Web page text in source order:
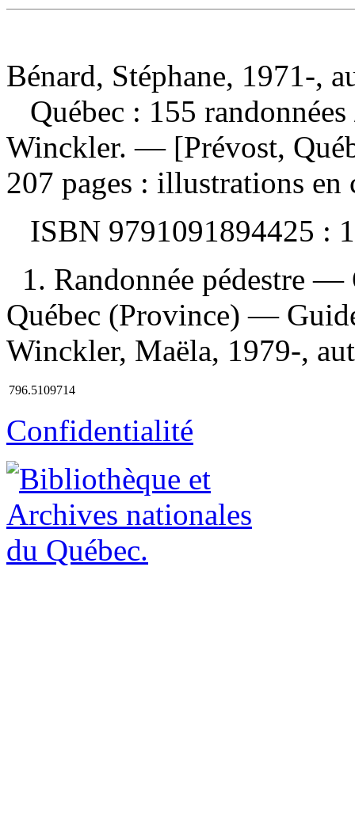
Bénard, Stéphane, 1971-,
Québec : 155 randonnées
Winckler. — [Prévost,
207 pages : illustrations en
ISBN 9791091894425 :
1. Randonnée pédestre
Québec (Province) —
Winckler, Maëla, 1979-,
796.5109714
Confidentialité